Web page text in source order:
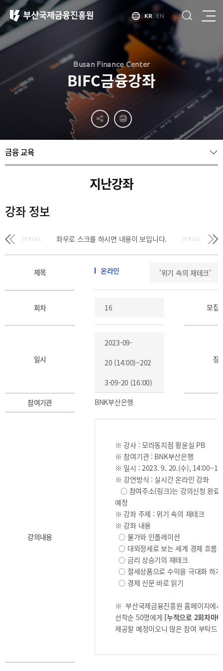
부산
소개
산업현황
정주환경
홍보
브로슈어
부산금융중심지
정책 소개
소개
인센티브
관련법규
유관기관
2025
2024
2023
2022
2020
국내외
IR
새소식
언론보도
보고서
2026
2025
2024
[48400] 부산광역시 남구 문현금융로40
부산국제금융센터 52층 부산국제금융진흥원
TEL.051-647-9052 / FAX.051-633-0398
KR EN
Busan Finance Center
BIFC금융강좌
금융 교육
지난강좌
강좌 정보
좌우로 스크롤 하시면 내용이 보입니다.
제목 온라인 '위기 속의 재테크'
회차 16 모집
일시
2023-09-
20 (14:00)~202
3-09-20 (16:00)
장
참여기관 BNK부산은행
강의내용
※ 강사 : 모라동지점 황윤실 PB
※ 참여기관 : BNK부산은행
※ 일시 : 2023. 9. 20.(수),
※ 강연방식 : 실시간 온라인 강좌
○ 참여주소(링크)는 강의신청 완료
예정
※ 강좌 주제 : 위기 속의 재테크
※ 강좌 내용
○ 물가와 인플레이션
○ 대외정세로 보는 세계 경제 흐름
○ 금리 상승기의 재테크
○ 절세상품으로 수익을 극대화 하기
○ 경제 신문 바로 읽기
※ 부산국제금융진흥원 홈페이지에
선착순 50명에게 [누적으로 2회차마
제공할 예정이오니 많은 참여 부탁드